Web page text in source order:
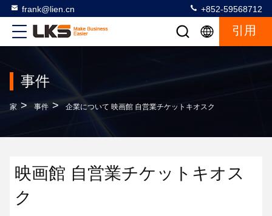
frank@lien.cn +852-59568712
引用
事件
家 > 事件 > 企業について 映画館 自営業チケットキオスク
映画館 自営業チケットキオス
ク